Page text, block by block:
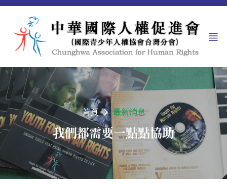
首頁 最新消息
我們都需要一點點協助